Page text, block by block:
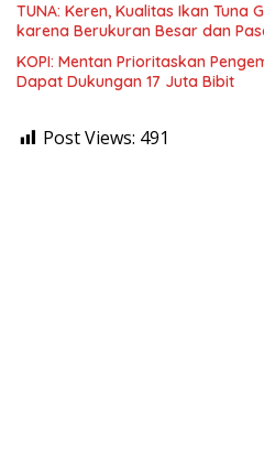
TUNA: Keren, Kualitas Ikan Tuna
karena Berukuran Besar dan
KOPI: Mentan Prioritaskan
Dapat Dukungan 17 Juta Bibit
Post Views: 491